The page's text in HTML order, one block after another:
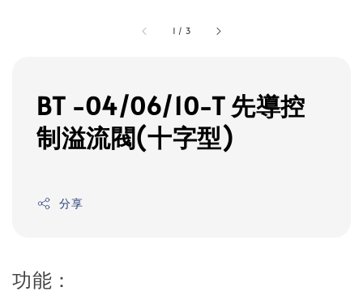
1 / 3
BT -04/06/10-T 先導控
制溢流閥(十字型)
分享
功能：